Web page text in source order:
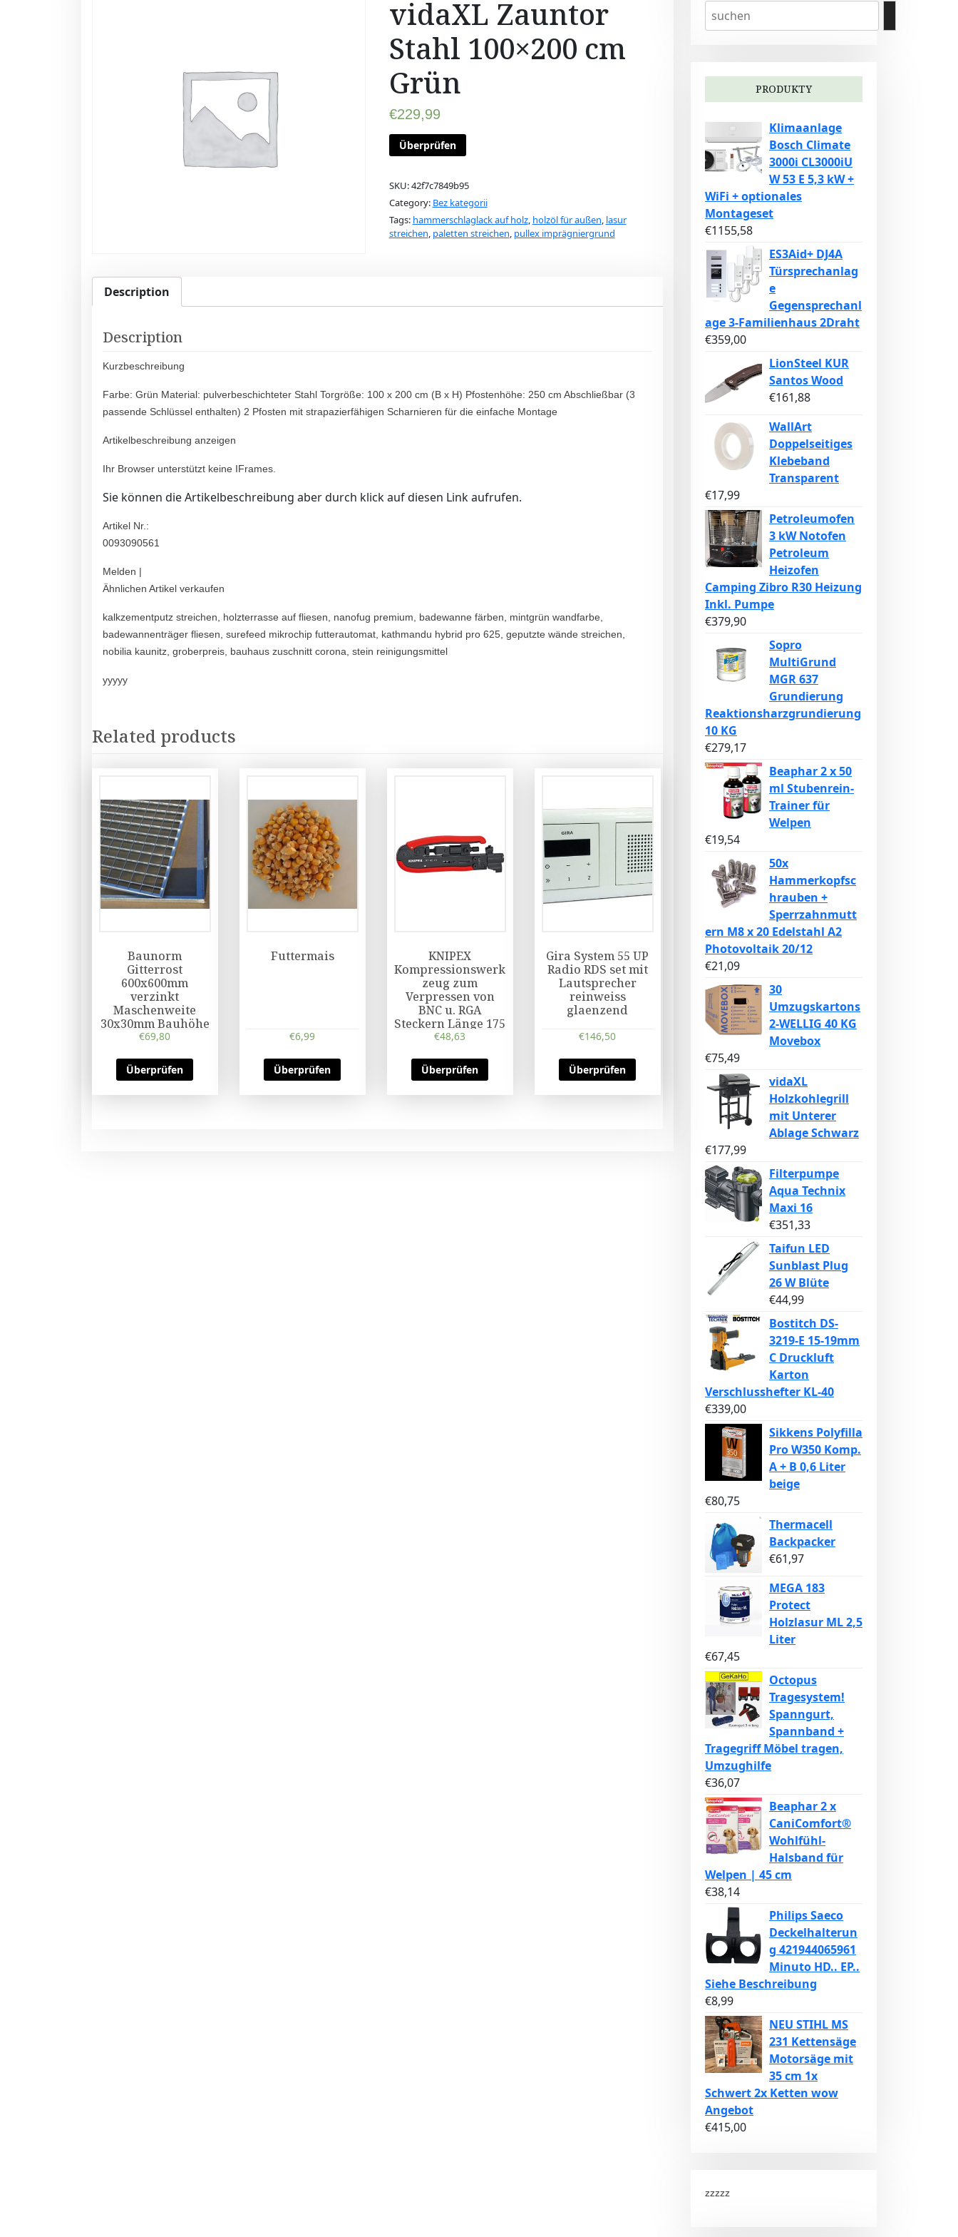
vidaXL Zauntor
Stahl 100×200 cm
Grün
€229,99
Überprüfen
SKU:42f7c7849b95
Category: Bez kategorii
Tags: hammerschlaglack auf holz, holzöl für außen, lasur
streichen, paletten streichen, pullex imprägniergrund
Description
Description
Kurzbeschreibung
Farbe: Grün Material: pulverbeschichteter Stahl Torgröße: 100 x 200 cm (B x H) Pfostenhöhe: 250 cm Abschließbar (3
passende Schlüssel enthalten) 2 Pfosten mit strapazierfähigen Scharnieren für die einfache Montage
Artikelbeschreibung anzeigen
Ihr Browser unterstützt keine IFrames.
Sie können die Artikelbeschreibung aber durch klick auf diesen Link aufrufen.
Artikel Nr.:
0093090561
Melden |
Ähnlichen Artikel verkaufen
kalkzementputz streichen, holzterrasse auf fliesen, nanofug premium, badewanne färben, mintgrün wandfarbe,
badewannenträger fliesen, surefeed mikrochip futterautomat, kathmandu hybrid pro 625, geputzte wände streichen,
nobilia kaunitz, groberpreis, bauhaus zuschnitt corona, stein reinigungsmittel
yyyyy
Related products
Baunorm
Gitterrost
600x600mm
verzinkt
Maschenweite
30x30mm Bauhöhe
43mm mit Zarge
€69,80
Überprüfen
Futtermais
€6,99
Überprüfen
KNIPEX
Kompressionswerk
zeug zum
Verpressen von
BNC u. RGA
Steckern Länge 175
mm
€48,63
Überprüfen
Gira System 55 UP
Radio RDS set mit
Lautsprecher
reinweiss
glaenzend
€146,50
Überprüfen
PRODUKTY
Klimaanlage
Bosch Climate
3000i CL3000iU
W 53 E 5,3 kW +
WiFi + optionales
Montageset
€1155,58
ES3Aid+ DJ4A
Türsprechanlag
e
Gegensprechanl
age 3-Familienhaus 2Draht
€359,00
LionSteel KUR
Santos Wood
€161,88
WallArt
Doppelseitiges
Klebeband
Transparent
€17,99
Petroleumofen
3 kW Notofen
Petroleum
Heizofen
Camping Zibro R30 Heizung
Inkl. Pumpe
€379,90
Sopro
MultiGrund
MGR 637
Grundierung
Reaktionsharzgrundierung
10 KG
€279,17
Beaphar 2 x 50
ml Stubenrein-
Trainer für
Welpen
€19,54
50x
Hammerkopfsc
hrauben +
Sperrzahnmutt
ern M8 x 20 Edelstahl A2
Photovoltaik 20/12
€21,09
30
Umzugskartons
2-WELLIG 40 KG
Movebox
€75,49
vidaXL
Holzkohlegrill
mit Unterer
Ablage Schwarz
€177,99
Filterpumpe
Aqua Technix
Maxi 16
€351,33
Taifun LED
Sunblast Plug
26 W Blüte
€44,99
Bostitch DS-
3219-E 15-19mm
C Druckluft
Karton
Verschlusshefter KL-40
€339,00
Sikkens Polyfilla
Pro W350 Komp.
A + B 0,6 Liter
beige
€80,75
Thermacell
Backpacker
€61,97
MEGA 183
Protect
Holzlasur ML 2,5
Liter
€67,45
Octopus
Tragesystem!
Spanngurt,
Spannband +
Tragegriff Möbel tragen,
Umzughilfe
€36,07
Beaphar 2 x
CaniComfort®
Wohlfühl-
Halsband für
Welpen | 45 cm
€38,14
Philips Saeco
Deckelhalterun
g 421944065961
Minuto HD.. EP..
Siehe Beschreibung
€8,99
NEU STIHL MS
231 Kettensäge
Motorsäge mit
35 cm 1x
Schwert 2x Ketten wow
Angebot
€415,00
zzzzz